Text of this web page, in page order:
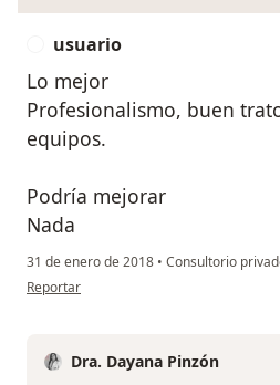
usuario
Lo mejor
Profesionalismo, buen
equipos.
Podría mejorar
Nada
31 de enero de 2018 • Consultorio
en opinión del usuario usuario
Reportar
Dra. Dayana Pinzón